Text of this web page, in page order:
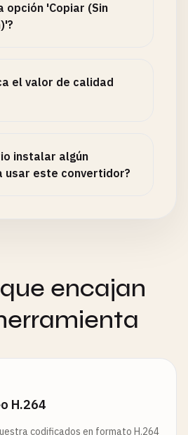
opción 'Copiar (Sin
el valor de calidad
instalar algún
este convertidor?
encajan
H.264
codificados en formato H.264